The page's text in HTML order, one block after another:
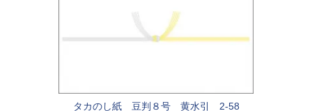
タカのし紙 豆判８号 黄水引 2-58